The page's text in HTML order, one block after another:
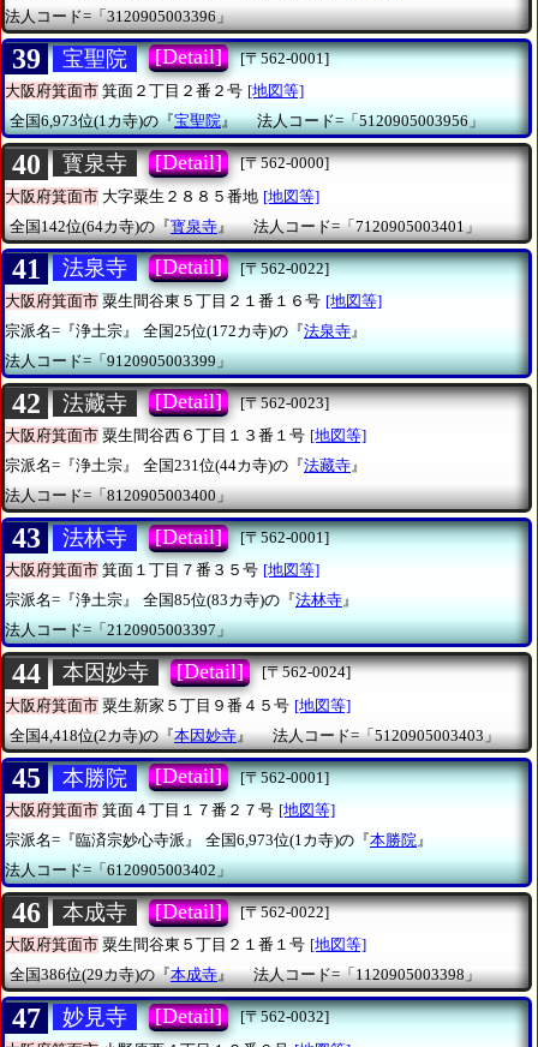
法人コード=「3120905003396」
39 宝聖院 [Detail]
[〒562-0001]
大阪府箕面市 箕面２丁目２番２号 [地図等]
全国6,973位(1カ寺)の『宝聖院』 法人コード=「5120905003956」
40 寳泉寺 [Detail]
[〒562-0000]
大阪府箕面市 大字粟生２８８５番地 [地図等]
全国142位(64カ寺)の『寳泉寺』 法人コード=「7120905003401」
41 法泉寺 [Detail]
[〒562-0022]
大阪府箕面市 粟生間谷東５丁目２１番１６号 [地図等]
宗派名=『浄土宗』
全国25位(172カ寺)の『法泉寺 』
法人コード=「9120905003399」
42 法藏寺 [Detail]
[〒562-0023]
大阪府箕面市 粟生間谷西６丁目１３番１号 [地図等]
宗派名=『浄土宗』
全国231位(44カ寺)の『法藏寺』
法人コード=「8120905003400」
43 法林寺 [Detail]
[〒562-0001]
大阪府箕面市 箕面１丁目７番３５号 [地図等]
宗派名=『浄土宗』
全国85位(83カ寺)の『法林寺』
法人コード=「2120905003397」
44 本因妙寺 [Detail]
[〒562-0024]
大阪府箕面市 粟生新家５丁目９番４５号 [地図等]
全国4,418位(2カ寺)の『本因妙寺』 法人コード=「5120905003403」
45 本勝院 [Detail]
[〒562-0001]
大阪府箕面市 箕面４丁目１７番２７号 [地図等]
宗派名=『臨済宗妙心寺派』
全国6,973位(1カ寺)の『本勝院』
法人コード=「6120905003402」
46 本成寺 [Detail]
[〒562-0022]
大阪府箕面市 粟生間谷東５丁目２１番１号 [地図等]
全国386位(29カ寺)の『本成寺』 法人コード=「1120905003398」
47 妙見寺 [Detail]
[〒562-0032]